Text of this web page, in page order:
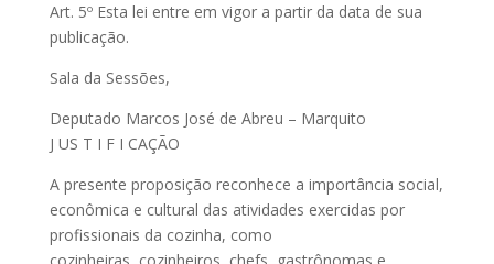
Art. 5º Esta lei entre em vigor a partir da data de sua
publicação.
Sala da Sessões,
Deputado Marcos José de Abreu – Marquito
J US T I F I CAÇÃO
A presente proposição reconhece a importância social,
econômica e cultural das atividades exercidas por
profissionais da cozinha, como